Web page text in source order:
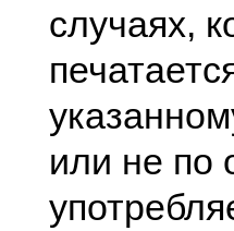
случаях,
или не по